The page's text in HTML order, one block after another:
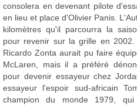
consolera en devenant pilote
en lieu et place d'Olivier Panis.
kilomètres qu'il parcourra la
pour revenir sur la grille en
Ricardo Zonta aurait pu faire
McLaren, mais il a préféré
pour devenir essayeur chez
essayeur l'espoir sud-africain
champion du monde 1979,